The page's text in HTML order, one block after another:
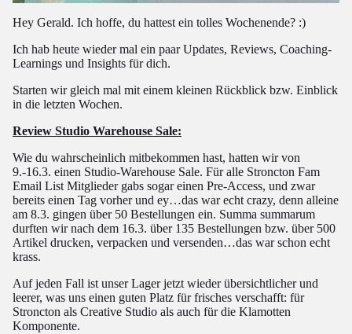
Hey Gerald. Ich hoffe, du hattest ein tolles Wochenende? :)
Ich hab heute wieder mal ein paar Updates, Reviews, Coaching-
Learnings und Insights für dich.
Starten wir gleich mal mit einem kleinen Rückblick bzw. Einblick
in die letzten Wochen.
Review Studio Warehouse Sale:
Wie du wahrscheinlich mitbekommen hast, hatten wir von
9.-16.3. einen Studio-Warehouse Sale. Für alle Stroncton Fam
Email List Mitglieder gabs sogar einen Pre-Access, und zwar
bereits einen Tag vorher und ey…das war echt crazy, denn alleine
am 8.3. gingen über 50 Bestellungen ein. Summa summarum
durften wir nach dem 16.3. über 135 Bestellungen bzw. über 500
Artikel drucken, verpacken und versenden…das war schon echt
krass.
Auf jeden Fall ist unser Lager jetzt wieder übersichtlicher und
leerer, was uns einen guten Platz für frisches verschafft: für
Stroncton als Creative Studio als auch für die Klamotten
Komponente.